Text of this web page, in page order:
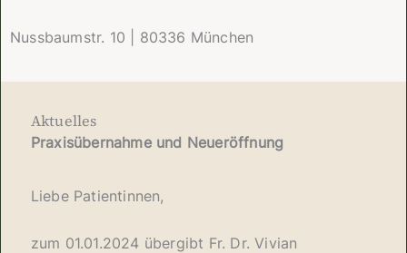
Nussbaumstr. 10 | 80336 München
Aktuelles
Praxisübernahme und Neueröffnung
Liebe Patientinnen,
zum 01.01.2024 übergibt Fr. Dr. Vivian